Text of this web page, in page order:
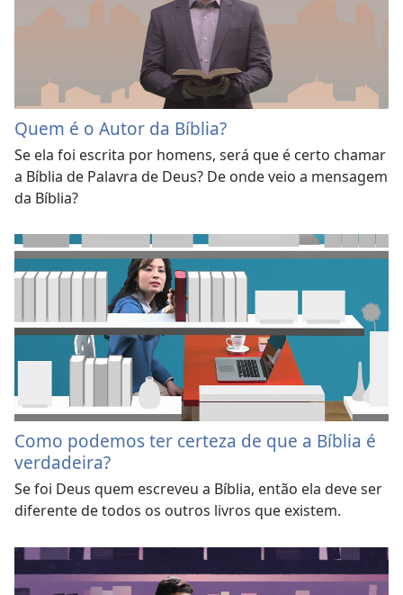
Quem é o Autor da Bíblia?
Se ela foi escrita por homens, será que é certo chamar
a Bíblia de Palavra de Deus? De onde veio a mensagem
da Bíblia?
Como podemos ter certeza de que a Bíblia é
verdadeira?
Se foi Deus quem escreveu a Bíblia, então ela deve ser
diferente de todos os outros livros que existem.